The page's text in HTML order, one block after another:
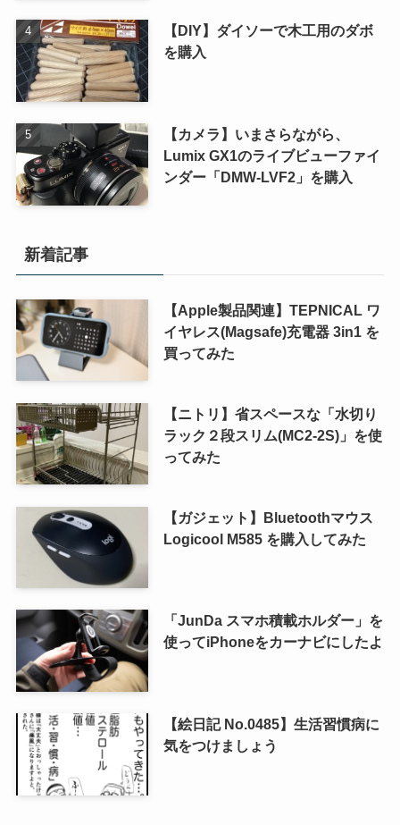
【DIY】ダイソーで木工用のダボ
を購入
【カメラ】いまさらながら、
Lumix GX1のライブビューファイ
ンダー「DMW-LVF2」を購入
新着記事
【Apple製品関連】TEPNICAL ワ
イヤレス(Magsafe)充電器 3in1 を
買ってみた
【ニトリ】省スペースな「水切り
ラック２段スリム(MC2-2S)」を使
ってみた
【ガジェット】Bluetoothマウス
Logicool M585 を購入してみた
「JunDa スマホ積載ホルダー」を
使ってiPhoneをカーナビにしたよ
【絵日記 No.0485】生活習慣病に
気をつけましょう